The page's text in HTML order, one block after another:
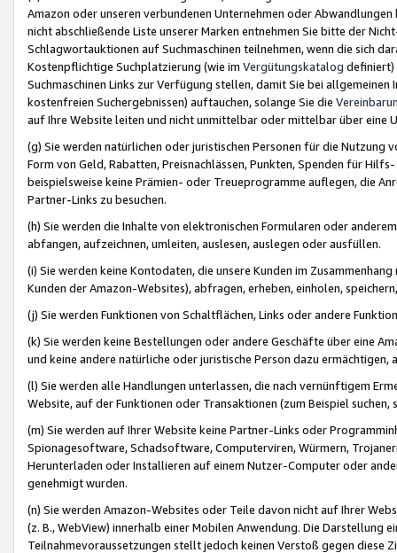
Amazon oder unseren verbundenen Unternehmen oder
nicht abschließende Liste unserer Marken entnehmen Sie bitte der
Schlagwortauktionen auf Suchmaschinen teilnehmen, wenn die sich
Kostenpflichtige Suchplatzierung (wie im Vergütungskatalog definiert)
Suchmaschinen Links zur Verfügung stellen, damit Sie bei
kostenfreien Suchergebnissen) auftauchen, solange Sie die
auf Ihre Website leiten und nicht unmittelbar oder mittelbar über eine
(g) Sie werden natürlichen oder juristischen Personen für die Nutzung
Form von Geld, Rabatten, Preisnachlässen, Punkten, Spenden für
beispielsweise keine Prämien- oder Treueprogramme auflegen, die
Partner-Links zu besuchen.
(h) Sie werden die Inhalte von elektronischen Formularen oder
abfangen, aufzeichnen, umleiten, auslesen, auslegen oder ausfüllen.
(i) Sie werden keine Kontodaten, die unsere Kunden im
Kunden der Amazon-Websites), abfragen, erheben, einholen,
(j) Sie werden Funktionen von Schaltflächen, Links oder andere
(k) Sie werden keine Bestellungen oder andere Geschäfte über eine
und keine andere natürliche oder juristische Person dazu
(l) Sie werden alle Handlungen unterlassen, die nach vernünftigem
Website, auf der Funktionen oder Transaktionen (zum Beispiel
(m) Sie werden auf Ihrer Website keine Partner-Links oder
Spionagesoftware, Schadsoftware, Computerviren, Würmern,
Herunterladen oder Installieren auf einem Nutzer-Computer oder
genehmigt wurden.
(n) Sie werden Amazon-Websites oder Teile davon nicht auf Ihrer
(z. B., WebView) innerhalb einer Mobilen Anwendung. Die Darstellung
Teilnahmevoraussetzungen stellt jedoch keinen Verstoß gegen diese